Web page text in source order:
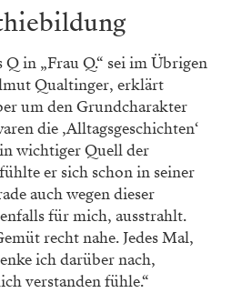
in „Frau Q.“ sei im Übrigen
Qualtinger, erklärt
um den Grundcharakter
die ‚Alltagsgeschichten‘
wichtiger Quell der
er sich schon in seiner
auch wegen dieser
für mich, ausstrahlt.
recht nahe. Jedes Mal,
ich darüber nach,
verstanden fühle.“